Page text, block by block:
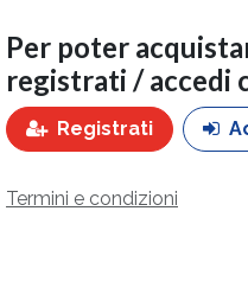
Per poter
registrati / accedi
Registrati
Termini e condizioni